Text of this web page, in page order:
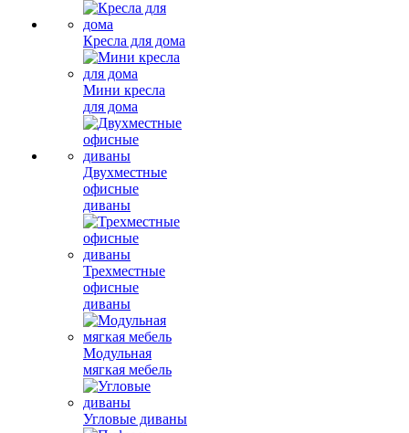
Кресла для дома
Мини кресла
для дома
Двухместные
офисные
диваны
Трехместные
офисные
диваны
Модульная
мягкая мебель
Угловые диваны